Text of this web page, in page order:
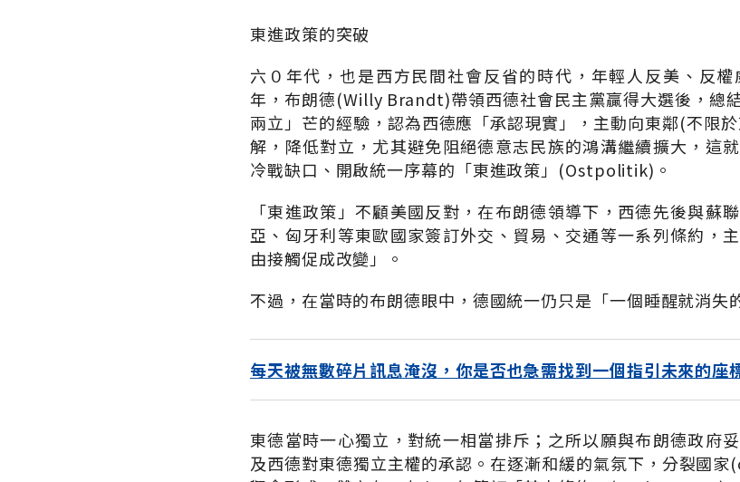
東進政策的突破
六０年代，也是西方民間社會反省的時代，年輕人反美、反
年，布朗德(Willy Brandt)帶領西德社會民主黨贏得大選後，總
兩立」芒的經驗，認為西德應「承認現實」，主動向東鄰(不限
解，降低對立，尤其避免阻絕德意志民族的鴻溝繼續擴大，這
冷戰缺口、開啟統一序幕的「東進政策」(Ostpolitik)。
「東進政策」不顧美國反對，在布朗德領導下，西德先後與蘇
亞、匈牙利等東歐國家簽訂外交、貿易、交通等一系列條約，
由接觸促成改變」。
不過，在當時的布朗德眼中，德國統一仍只是「一個睡醒就消失
每天被無數碎片訊息淹沒，你是否也急需找到一個指引未來的座
東德當時一心獨立，對統一相當排斥；之所以願與布朗德政府
及西德對東德獨立主權的承認。在逐漸和緩的氣氛下，分裂國